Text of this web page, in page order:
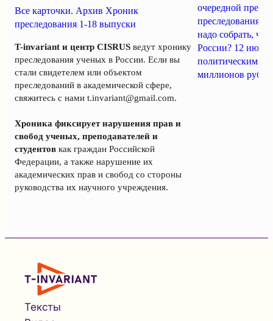
Все карточки. Архив Хроник
преследования 1-18 выпуски
T-invariant и центр CISRUS ведут хронику
преследования ученых в России. Если вы
стали свидетелем или объектом
преследований в академической сфере,
свяжитесь с нами t.invariant@gmail.com.
Хроника фиксирует нарушения прав и
свобод ученых, преподавателей и
студентов как граждан Российской
Федерации, а также нарушение их
академических прав и свобод со стороны
руководства их научного учреждения.
очередной
преследования
надо собрать,
России? 12
политическим
миллионов
Тексты